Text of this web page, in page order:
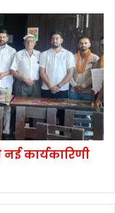
कार्यकारिणी